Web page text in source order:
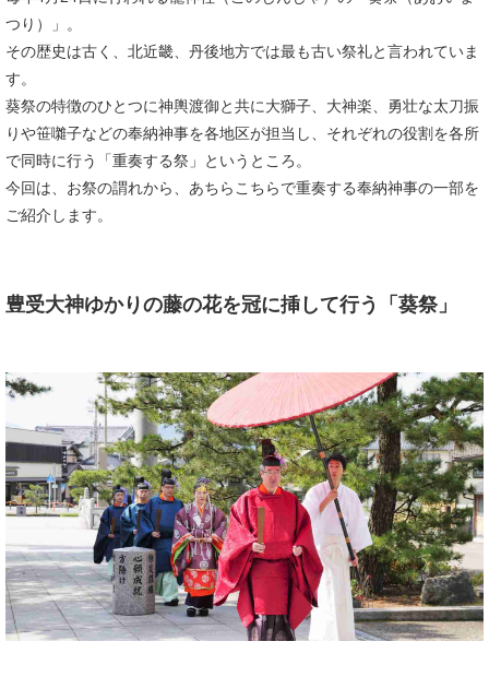
つり）」。
その歴史は古く、北近畿、丹後地方では最も古い祭礼と言われていま
す。
葵祭の特徴のひとつに神輿渡御と共に大獅子、大神楽、勇壮な太刀振
りや笹囃子などの奉納神事を各地区が担当し、それぞれの役割を各所
で同時に行う「重奏する祭」というところ。
今回は、お祭の謂れから、あちらこちらで重奏する奉納神事の一部を
ご紹介します。
豊受大神ゆかりの藤の花を冠に挿して行う「葵祭」​